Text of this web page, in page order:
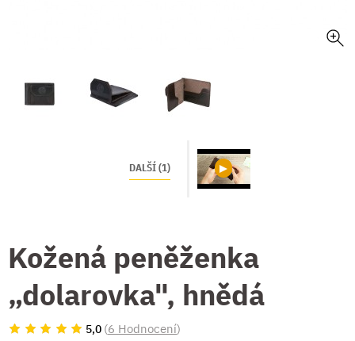
DALŠÍ (1)
Kožená peněženka
„dolarovka", hnědá
5,0 (6 Hodnocení)